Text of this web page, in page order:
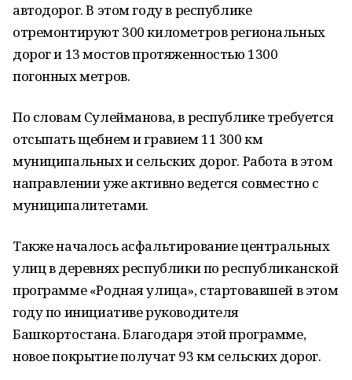
автодорог. В этом году в республике
отремонтируют 300 километров региональных
дорог и 13 мостов протяженностью 1300
погонных метров.
По словам Сулейманова, в республике требуется
отсыпать щебнем и гравием 11 300 км
муниципальных и сельских дорог. Работа в этом
направлении уже активно ведется совместно с
муниципалитетами.
Также началось асфальтирование центральных
улиц в деревнях республики по республиканской
программе «Родная улица», стартовавшей в этом
году по инициативе руководителя
Башкортостана. Благодаря этой программе,
новое покрытие получат 93 км сельских дорог.